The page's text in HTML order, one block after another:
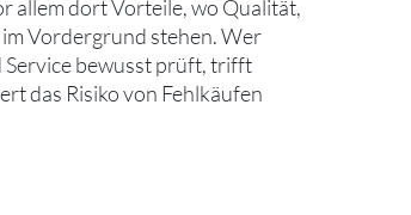
allem dort Vorteile, wo Qualität,
Vordergrund stehen. Wer
bewusst prüft, trifft
das Risiko von Fehlkäufen